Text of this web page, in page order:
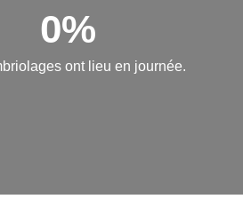
ont lieu en journée.
0%